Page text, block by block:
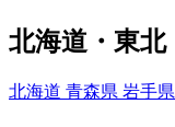
北海道・東北
北海道 青森県 岩手県